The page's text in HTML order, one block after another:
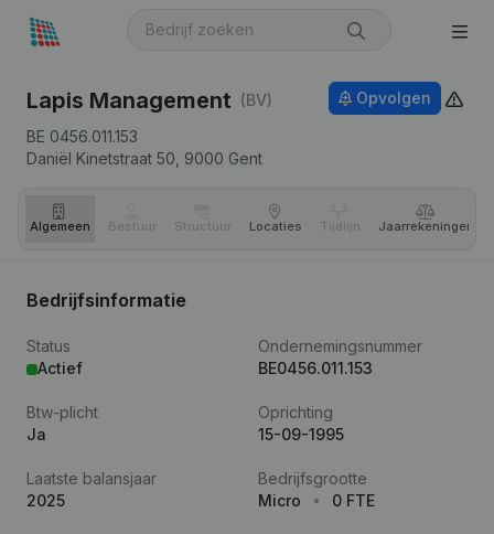
Lapis Management (BV)
BE 0456.011.153
Daniël Kinetstraat 50, 9000 Gent
Opvolgen
Algemeen Bestuur Structuur Locaties Tijdlijn Jaar­rekeningen
Bedrijfsinformatie
Status
Actief
Ondernemingsnummer
BE0456.011.153
Btw-plicht
Ja
Oprichting
15-09-1995
Laatste balansjaar
2025
Bedrijfsgrootte
Micro
0 FTE